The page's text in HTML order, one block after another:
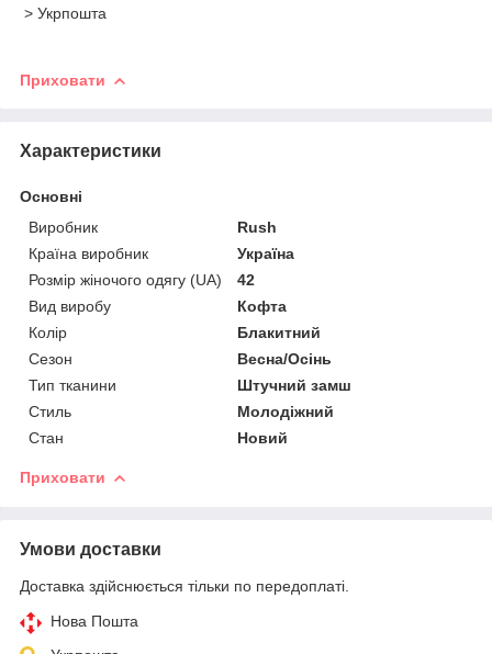
> Укрпошта
Приховати
Характеристики
Основні
Виробник
Rush
Країна виробник
Україна
Розмір жіночого одягу (UA)
42
Вид виробу
Кофта
Колір
Блакитний
Сезон
Весна/Осінь
Тип тканини
Штучний замш
Стиль
Молодіжний
Стан
Новий
Приховати
Умови доставки
Доставка здійснюється тільки по передоплаті.
Нова Пошта